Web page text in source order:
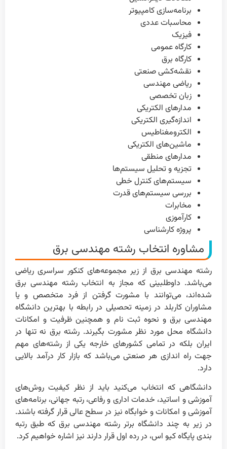
برنامه‌سازی کامپیوتر
محاسبات عددی
فیزیک
کارگاه عمومی
کارگاه برق
نقشه‌کشی صنعتی
ریاضی مهندسی
زبان تخصصی
مدارهای الکتریکی
اندازه‌گیری الکتریکی
الکترومغناطیس
ماشین‌های الکتریکی
مدارهای منطقی
تجزیه و تحلیل سیستم‌ها
سیستم‌های کنترل خطی
بررسی سیستم‌های قدرت
مخابرات
کارآموزی
پروژه کارشناسی
مشاوره انتخاب رشته مهندسی برق
رشته مهندسی برق از زیر مجموعه‌های کنکور سراسری ریاضی
می‌باشد. داوطلبینی که مجاز به انتخاب رشته مهندسی برق
شده‌اند، می‌توانند با مشورت گرفتن از فرد متخصص و یا
مشاوران کاربلد در زمینه تحصیلی در رابطه با بهترین دانشگاه
مهندسی برق و نحوه ثبت نام و همچنین ظرفیت و امکانات
دانشگاه محل مورد نظر مشورت بگیرند. رشته برق نه تنها در
ایران بلکه در تمامی کشورهای خارجه یکی از رشته‌های مهم
جهت راه اندازی هر صنعتی می‌باشد که بازار کار درآمد بالایی
دارد.
دانشگاهی که انتخاب می‌کنید باید از نظر کیفیت روش‌های
آموزشی و اساتید، خدمات اداری و رفاعی، رتبه جهانی، برنامه‌های
آموزشی و امکانات و خوابگاه نیز در سطح عالی قرار گرفته باشند.
در زیر به چند دانشگاه برتر رشته مهندسی برق که طبق رتبه
بندی پایگاه کیو اس، در رده اول قرار دارند نیز اشاره خواهیم کرد.